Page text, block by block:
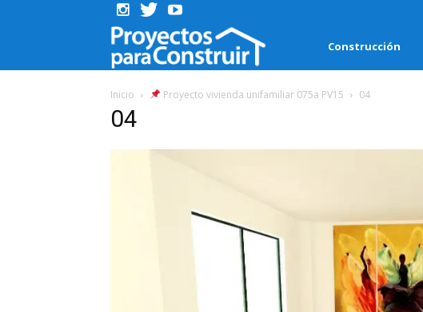
para
Construcción
Inicio Proyecto vivienda unifamiliar 075a PV15 04
04